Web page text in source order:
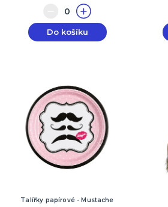
Do košíku
Talířky papírové - Mustache